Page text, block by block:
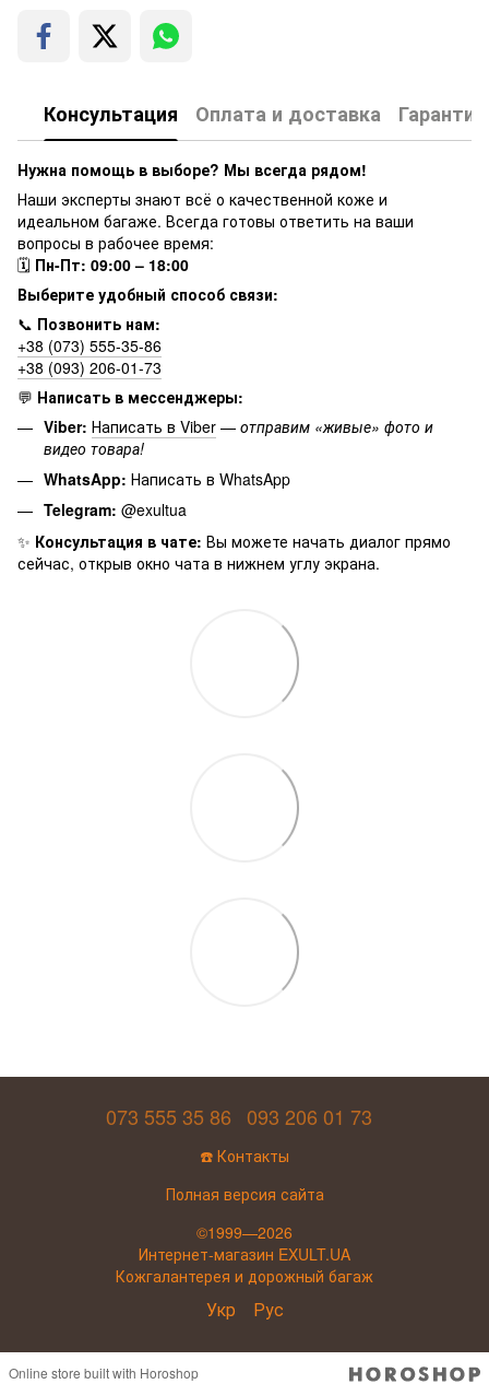
Консультация Оплата и доставка Гарантия
Нужна помощь в выборе? Мы всегда рядом!
Наши эксперты знают всё о качественной коже и
идеальном багаже. Всегда готовы ответить на ваши
вопросы в рабочее время:
🗓 Пн-Пт: 09:00 – 18:00
Выберите удобный способ связи:
📞 Позвонить нам:
+38 (073) 555-35-86
+38 (093) 206-01-73
💬 Написать в мессенджеры:
Viber: Написать в Viber — отправим «живые» фото и
видео товара!
WhatsApp: Написать в WhatsApp
Telegram: @exultua
✨ Консультация в чате: Вы можете начать диалог прямо
сейчас, открыв окно чата в нижнем углу экрана.
073 555 35 86 093 206 01 73
☎️ Контакты
Полная версия сайта
©1999—2026
Интернет-магазин EXULT.UA
Кожгалантерея и дорожный багаж
Укр Рус
Online store built with Horoshop